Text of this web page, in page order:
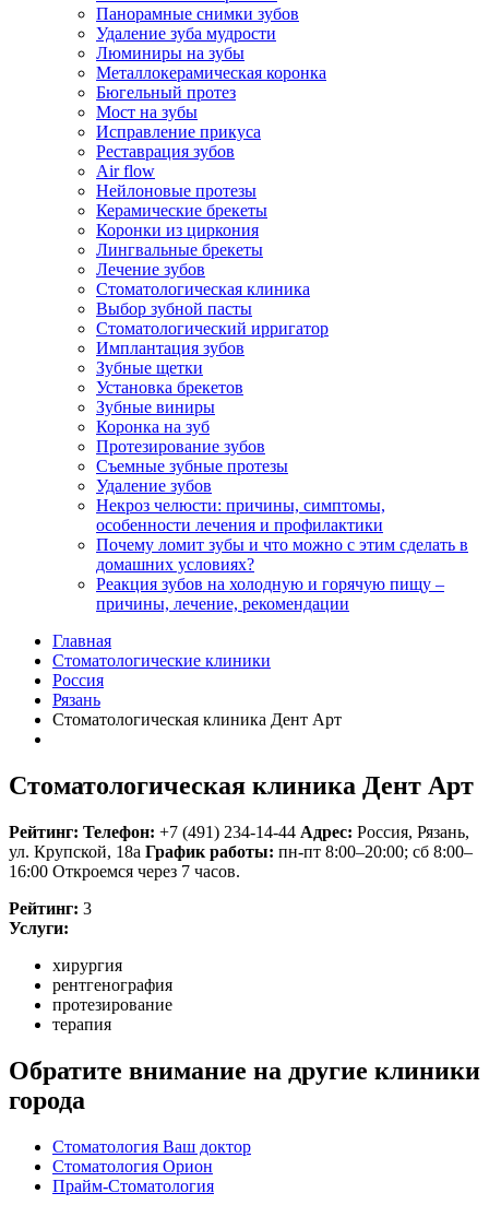
Панорамные снимки зубов
Удаление зуба мудрости
Люминиры на зубы
Металлокерамическая коронка
Бюгельный протез
Мост на зубы
Исправление прикуса
Реставрация зубов
Air flow
Нейлоновые протезы
Керамические брекеты
Коронки из циркония
Лингвальные брекеты
Лечение зубов
Стоматологическая клиника
Выбор зубной пасты
Стоматологический ирригатор
Имплантация зубов
Зубные щетки
Установка брекетов
Зубные виниры
Коронка на зуб
Протезирование зубов
Съемные зубные протезы
Удаление зубов
Некроз челюсти: причины, симптомы,
особенности лечения и профилактики
Почему ломит зубы и что можно с этим сделать в
домашних условиях?
Реакция зубов на холодную и горячую пищу –
причины, лечение, рекомендации
Главная
Стоматологические клиники
Россия
Рязань
Стоматологическая клиника Дент Арт
Стоматологическая клиника Дент Арт
Рейтинг: Телефон: +7 (491) 234-14-44 Адрес: Россия, Рязань,
ул. Крупской, 18а График работы: пн-пт 8:00–20:00; сб 8:00–
16:00 Откроемся через 7 часов.
Рейтинг: 3
Услуги:
хирургия
рентгенография
протезирование
терапия
Обратите внимание на другие клиники
города
Стоматология Ваш доктор
Стоматология Орион
Прайм-Стоматология